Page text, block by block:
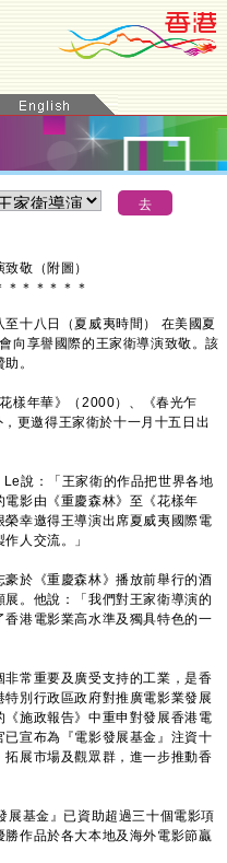
敬（附圖）
＊ ＊ ＊ ＊ ＊ ＊
十八日（夏威夷時間） 在美國夏
向享譽國際的王家衛導演致敬。該
。
年華》（2000）、《春光乍
更邀得王家衛於十一月十五日出
說：「王家衛的作品把世界各地
影由《重慶森林》至《花樣年
幸邀得王導演出席夏威夷國際電
人交流。」
於《重慶森林》播放前舉行的酒
。他說：「我們對王家衛導演的
港電影業高水準及獨具特色的一
常重要及廣受支持的工業，是香
別行政區政府對推廣電影業發展
施政報告》中重申對發展香港電
宣布為『電影發展基金』注資十
展市場及觀眾群，進一步推動香
基金』已資助超過三十個電影項
作品於各大本地及海外電影節贏